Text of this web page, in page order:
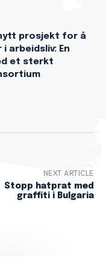
prosjekt for å
arbeidsliv: En
et sterkt
NEXT ARTICLE
Stopp hatprat med
graffiti i Bulgaria